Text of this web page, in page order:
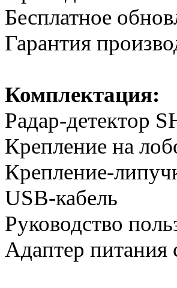
Бесплатное
Гарантия
Комплектация:
Радар-детектор
Крепление на
Крепление-
USB-кабель
Руководство
Адаптер питания